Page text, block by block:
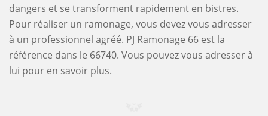
dangers et se transforment rapidement en bistres.
Pour réaliser un ramonage, vous devez vous adresser
à un professionnel agréé. PJ Ramonage 66 est la
référence dans le 66740. Vous pouvez vous adresser à
lui pour en savoir plus.